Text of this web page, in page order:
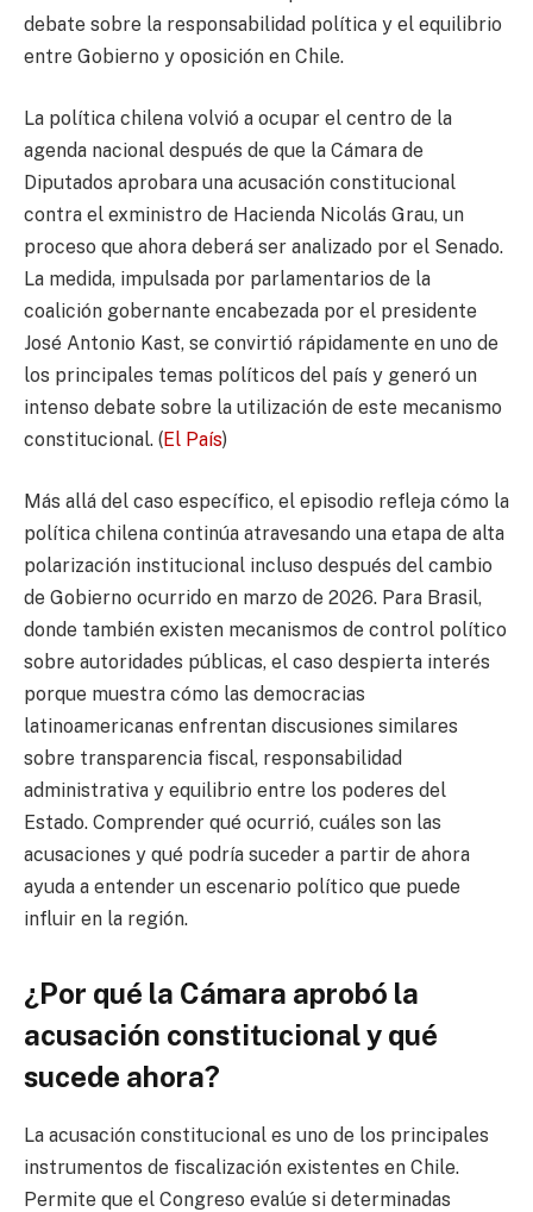
debate sobre la responsabilidad política y el equilibrio
entre Gobierno y oposición en Chile.
La política chilena volvió a ocupar el centro de la
agenda nacional después de que la Cámara de
Diputados aprobara una acusación constitucional
contra el exministro de Hacienda Nicolás Grau, un
proceso que ahora deberá ser analizado por el Senado.
La medida, impulsada por parlamentarios de la
coalición gobernante encabezada por el presidente
José Antonio Kast, se convirtió rápidamente en uno de
los principales temas políticos del país y generó un
intenso debate sobre la utilización de este mecanismo
constitucional. (El País)
Más allá del caso específico, el episodio refleja cómo la
política chilena continúa atravesando una etapa de alta
polarización institucional incluso después del cambio
de Gobierno ocurrido en marzo de 2026. Para Brasil,
donde también existen mecanismos de control político
sobre autoridades públicas, el caso despierta interés
porque muestra cómo las democracias
latinoamericanas enfrentan discusiones similares
sobre transparencia fiscal, responsabilidad
administrativa y equilibrio entre los poderes del
Estado. Comprender qué ocurrió, cuáles son las
acusaciones y qué podría suceder a partir de ahora
ayuda a entender un escenario político que puede
influir en la región.
¿Por qué la Cámara aprobó la
acusación constitucional y qué
sucede ahora?
La acusación constitucional es uno de los principales
instrumentos de fiscalización existentes en Chile.
Permite que el Congreso evalúe si determinadas